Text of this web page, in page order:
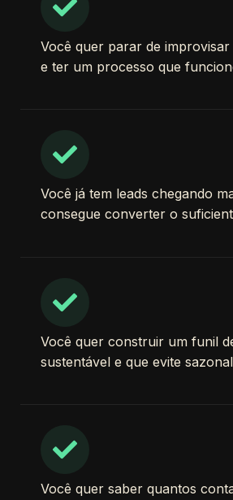
Você quer parar de
e ter um processo que
Você já tem leads chegando
consegue converter o
Você quer construir um funil
sustentável e que evite
Você quer saber quantos